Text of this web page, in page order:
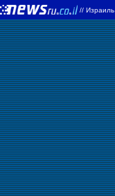
// Израиль